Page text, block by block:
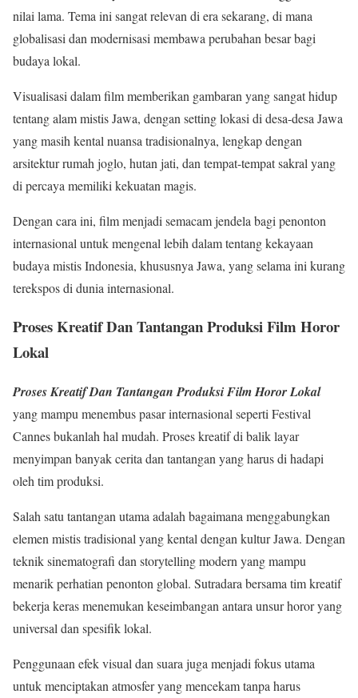
nilai lama. Tema ini sangat relevan di era sekarang, di mana
globalisasi dan modernisasi membawa perubahan besar bagi
budaya lokal.
Visualisasi dalam film memberikan gambaran yang sangat hidup
tentang alam mistis Jawa, dengan setting lokasi di desa-desa Jawa
yang masih kental nuansa tradisionalnya, lengkap dengan
arsitektur rumah joglo, hutan jati, dan tempat-tempat sakral yang
di percaya memiliki kekuatan magis.
Dengan cara ini, film menjadi semacam jendela bagi penonton
internasional untuk mengenal lebih dalam tentang kekayaan
budaya mistis Indonesia, khususnya Jawa, yang selama ini kurang
terekspos di dunia internasional.
Proses Kreatif Dan Tantangan Produksi Film Horor
Lokal
Proses Kreatif Dan Tantangan Produksi Film Horor Lokal
yang mampu menembus pasar internasional seperti Festival
Cannes bukanlah hal mudah. Proses kreatif di balik layar
menyimpan banyak cerita dan tantangan yang harus di hadapi
oleh tim produksi.
Salah satu tantangan utama adalah bagaimana menggabungkan
elemen mistis tradisional yang kental dengan kultur Jawa. Dengan
teknik sinematografi dan storytelling modern yang mampu
menarik perhatian penonton global. Sutradara bersama tim kreatif
bekerja keras menemukan keseimbangan antara unsur horor yang
universal dan spesifik lokal.
Penggunaan efek visual dan suara juga menjadi fokus utama
untuk menciptakan atmosfer yang mencekam tanpa harus